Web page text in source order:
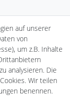
auf unserer
von
um z.B. Inhalte
analysieren. Die
Wir teilen
benennen.